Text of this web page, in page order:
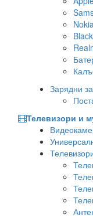
Зарядни
Телевизори и